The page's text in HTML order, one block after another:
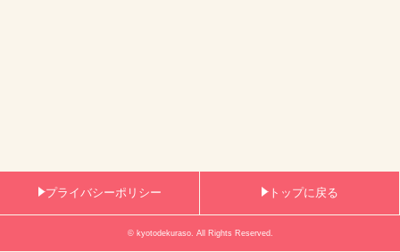
プライバシーポリシー トップに戻る
© kyotodekuraso. All Rights Reserved.